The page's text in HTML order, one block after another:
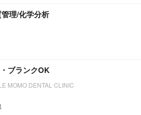
理/化学分析
ブランクOK
MOMO DENTAL CLINIC